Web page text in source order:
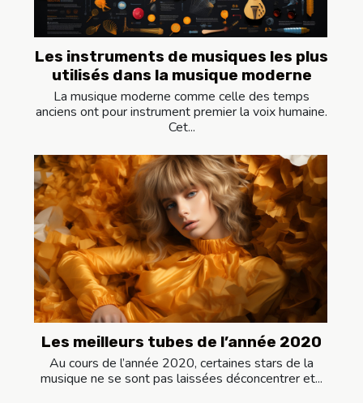
Les instruments de musiques les plus
utilisés dans la musique moderne
La musique moderne comme celle des temps
anciens ont pour instrument premier la voix humaine.
Cet...
Les meilleurs tubes de l’année 2020
Au cours de l’année 2020, certaines stars de la
musique ne se sont pas laissées déconcentrer et...